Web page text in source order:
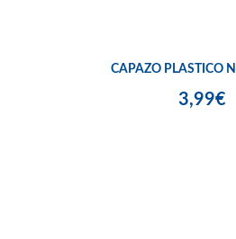
CAPAZO PLASTICO
3,99€